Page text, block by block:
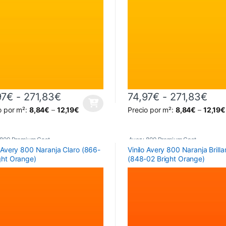
€ - 271,83€Rango de precios: desde 74,97€
por m²: 8,84€ – 12,19€
tiene múltiples variantes. Las opciones se pueden elegir en
74,97€ - 271,83€
Precio por m²: 8,84€ – 12,19€
Este producto tiene múltiples
Premium Cast
800 Naranja Claro (866-
Orange)
Avery 800 Premium Cast
Vinilo Avery 800 Naranja
(848-02 Bright Orange)